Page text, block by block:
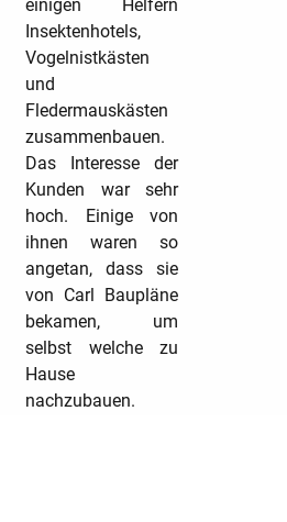
einigen Helfern
Insektenhotels,
Vogelnistkästen
und
Fledermauskästen
zusammenbauen.
Das Interesse der
Kunden war sehr
hoch. Einige von
ihnen waren so
angetan, dass sie
von Carl Baupläne
bekamen, um
selbst welche zu
Hause
nachzubauen.